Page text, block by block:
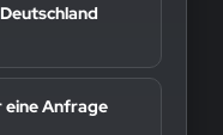
eine Anfrage